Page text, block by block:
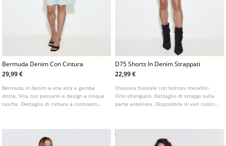
Bermuda Denim Con Cintura
29,99 €
Bermuda in denim a vita alta e gamba
dritta. Vita con passanti e design a cinque
tasche. Dettaglio di cintura a contrasto
D75 Shorts In Denim Strappati
22,99 €
Chiusura frontale con bottoni metallici.
Orlo sfrangiato. Dettaglio di strappi sulla
parte anteriore. Disponibile in vari colori.